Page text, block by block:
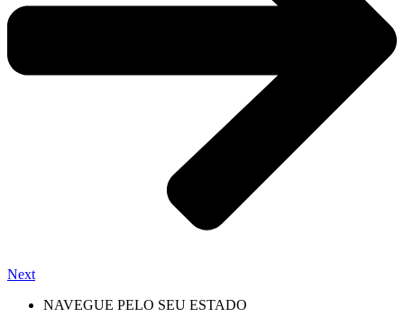
Next
NAVEGUE PELO SEU ESTADO